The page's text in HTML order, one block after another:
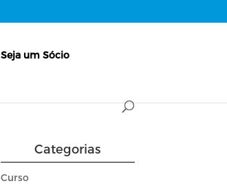
Seja um Sócio
Categorias
Curso